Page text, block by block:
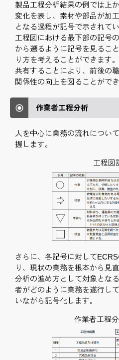
製品工程分析結果の例では上
変化を表し、素材や部品が加
となる過程が記号で示されてい
工程図における最下部の記号
から遡るように記号を見るこ
り方を考えることができます
共有することにより、前後の
関係性の向上を図ることがで
作業者工程分析
人を中心に業務の流れについ
握します。
工程図
さらに、各記号に対して
り、現状の業務を根本から見
分析の進め方として対象とな
者がどのように業務を遂行し
いながら記号化します。
作業者工程